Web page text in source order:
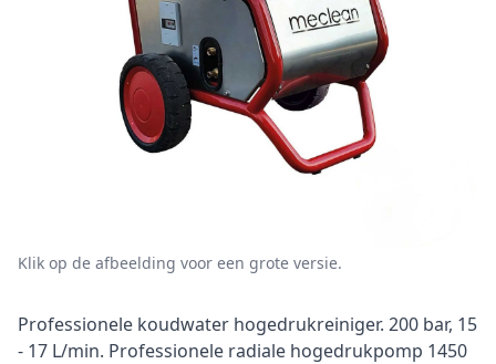
Klik op de afbeelding voor een grote versie.
Omschrijving
Professionele koudwater hogedrukreiniger. 200 bar, 15
- 17 L/min. Professionele radiale hogedrukpomp 1450